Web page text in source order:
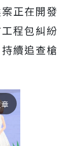
正在開發
程包糾紛
續追查槍